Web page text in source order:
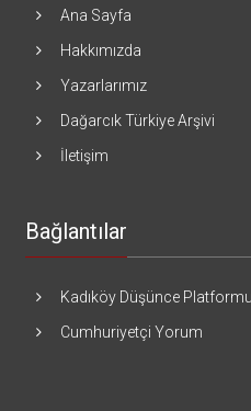
Ana Sayfa
Hakkımızda
Yazarlarımız
Dağarcık Türkiye Arşivi
İletişim
Bağlantılar
Kadıköy Düşünce Platformu
Cumhuriyetçi Yorum